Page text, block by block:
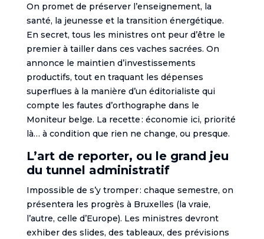
On promet de préserver l’enseignement, la
santé, la jeunesse et la transition énergétique.
En secret, tous les ministres ont peur d’être le
premier à tailler dans ces vaches sacrées. On
annonce le maintien d’investissements
productifs, tout en traquant les dépenses
superflues à la manière d’un éditorialiste qui
compte les fautes d’orthographe dans le
Moniteur belge. La recette : économie ici, priorité
là… à condition que rien ne change, ou presque.
L’art de reporter, ou le grand jeu
du tunnel administratif
Impossible de s’y tromper : chaque semestre, on
présentera les progrès à Bruxelles (la vraie,
l’autre, celle d’Europe). Les ministres devront
exhiber des slides, des tableaux, des prévisions